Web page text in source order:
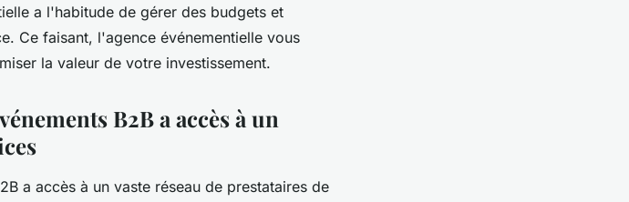
a l'habitude de gérer des budgets et
Ce faisant, l'agence événementielle vous
la valeur de votre investissement.
B2B a accès à un
a accès à un vaste réseau de prestataires de